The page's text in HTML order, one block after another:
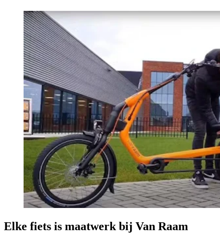
Elke fiets is maatwerk bij Van Raam